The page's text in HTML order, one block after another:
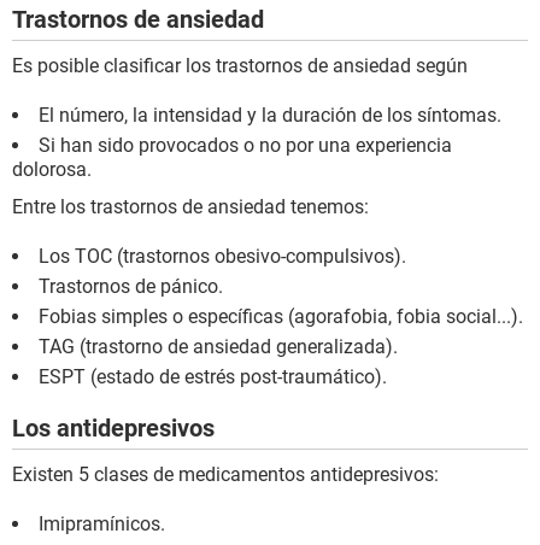
Trastornos de ansiedad
Es posible clasificar los trastornos de ansiedad según
El número, la intensidad y la duración de los síntomas.
Si han sido provocados o no por una experiencia
dolorosa.
Entre los trastornos de ansiedad tenemos:
Los TOC (trastornos obesivo-compulsivos).
Trastornos de pánico.
Fobias simples o específicas (agorafobia, fobia social...).
TAG (trastorno de ansiedad generalizada).
ESPT (estado de estrés post-traumático).
Los antidepresivos
Existen 5 clases de medicamentos antidepresivos:
Imipramínicos.